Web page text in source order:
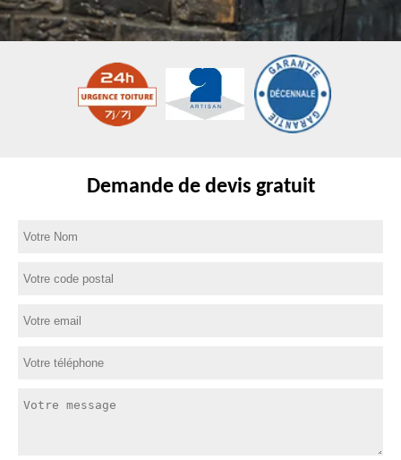
Demande de devis gratuit